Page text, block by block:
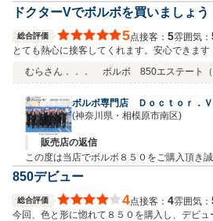
ドクターVでボルボを買いましょう
総合評価 5点接客： 5雰囲気：
とても熱心に接客してくれます。安心できま
むらさん．．．
ボルボ 850エステート
ボルボ専門店 Ｄｏｃｔｏｒ．Ｖ
(神奈川県・相模原市南区)
販売店の返信
この度は当店でボルボ８５０をご購入頂き
ります！誠にありがとうございます☆今後
850デビュー
総合評価 4点接客： 4雰囲気：
今回、色と形に惚れて８５０を購入し、デビ